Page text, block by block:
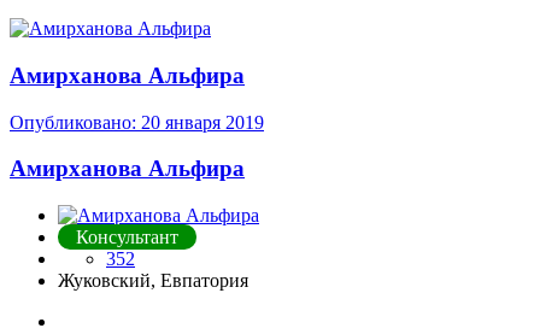
Амирханова Альфира
Опубликовано: 20 января 2019
Амирханова Альфира
Консультант
352
Жуковский, Евпатория